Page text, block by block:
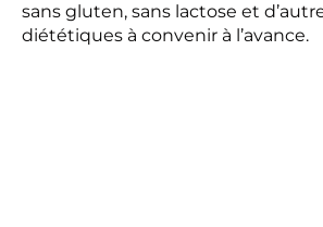
sans gluten, sans lactose et
diététiques à convenir à l’avance.